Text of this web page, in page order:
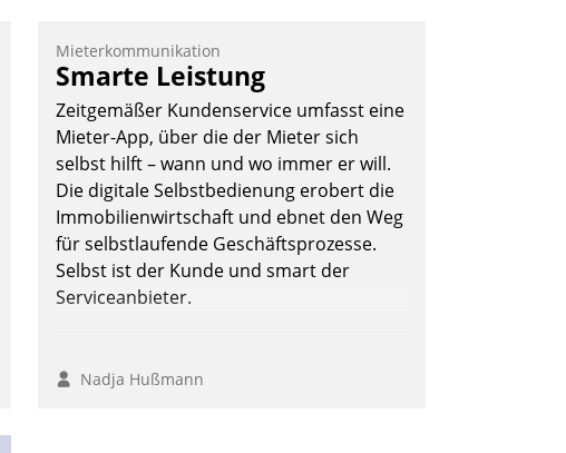
Mieterkommunikation
Smarte Leistung
Zeitgemäßer Kundenservice umfasst eine
Mieter-App, über die der Mieter sich
selbst hilft – wann und wo immer er will.
Die digitale Selbstbedienung erobert die
Immobilienwirtschaft und ebnet den Weg
für selbstlaufende Geschäftsprozesse.
Selbst ist der Kunde und smart der
Serviceanbieter.
Nadja Hußmann